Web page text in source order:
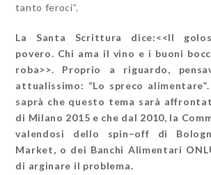
tanto feroci”.
La Santa Scrittura dice:<<Il
povero. Chi ama il vino e i buoni
roba>>. Proprio a riguardo,
attualissimo: “Lo spreco
saprà che questo tema sarà
di Milano 2015 e che dal 2010, la
valendosi dello spin–off di
Market, o dei Banchi Alimentari
di arginare il problema.